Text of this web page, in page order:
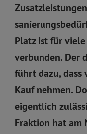
Platz ist für
verbunden. Der
führt dazu, dass
Kauf nehmen.
eigentlich
Fraktion hat am